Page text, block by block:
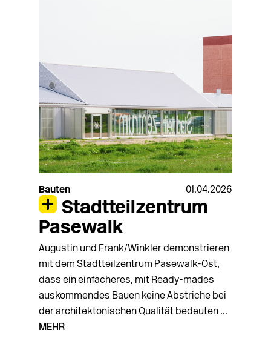
Bauten 01.04.2026
Stadtteilzentrum
Pasewalk
Augustin und Frank/Winkler demonstrieren
mit dem Stadtteilzentrum Pasewalk-Ost,
dass ein einfacheres, mit Ready-mades
auskommendes Bauen keine Abstriche bei
der architektonischen Qualität bedeuten ...
MEHR